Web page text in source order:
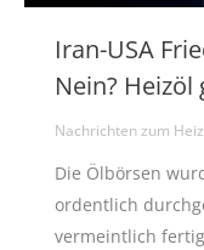
Iran-USA
Nein?
Nachrichten zum
Die Ölbörsen
ordentlich
vermeintlich